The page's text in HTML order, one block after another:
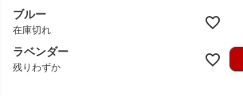
ブルー
在庫切れ
ラベンダー
残りわずか